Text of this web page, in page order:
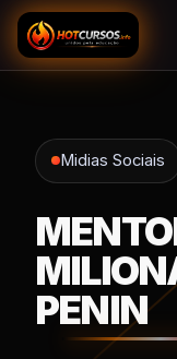
Midias Sociais
PENIN